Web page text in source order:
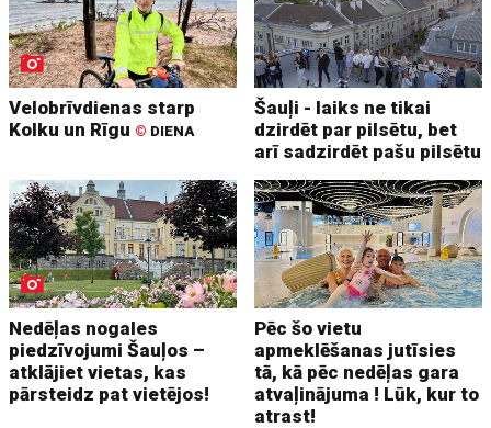
Velobrīvdienas starp
Kolku un Rīgu © DIENA
Šauļi - laiks ne tikai
dzirdēt par pilsētu, bet
arī sadzirdēt pašu pilsētu
Nedēļas nogales
piedzīvojumi Šauļos –
atklājiet vietas, kas
pārsteidz pat vietējos!
Pēc šo vietu
apmeklēšanas jutīsies
tā, kā pēc nedēļas gara
atvaļinājuma ! Lūk, kur to
atrast!